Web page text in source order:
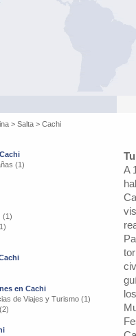
> Salta > Cachi
(1)
(1)
en Cachi
de Viajes y Turismo (1)
A